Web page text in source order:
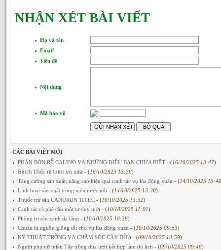
NHẬN XÉT BÀI VIẾT
Họ và tên
Email
Tiêu đề
Nội dung
Mã bảo vệ
CÁC BÀI VIẾT MỚI
PHÂN BÓN RỄ CALINO VÀ NHỮNG ĐIỀU BẠN CHƯA BIẾT - (16/10/2025 13:47)
𝔹ệ𝕟𝕙 𝕥𝕙ố𝕚 𝕣ể 𝕥𝕣ê𝕟 𝕧ú 𝕤ữ𝕒 - (16/10/2025 13:38)
Tăng cường sản xuất, nâng cao hiệu quả canh tác vụ lúa đông xuân - (14/10/2025 13:40
Linh hoạt sản xuất trong mùa nước nổi - (14/10/2025 13:30)
Thuốc trừ sâu CANURON 100EC - (10/10/2025 13:32)
Canh tác cà phê cần một tư duy mới - (10/10/2025 11:01)
Phòng trị sâu xanh da láng - (10/10/2025 10:38)
Chuẩn bị nguồn giống tốt cho vụ lúa đông xuân - (10/10/2025 09:53)
KỸ THUẬT TRỒNG VÀ CHĂM SÓC CÂY DỨA - (09/10/2025 13:59)
Người phụ nữ miền Tây trồng dưa lưới kết hợp làm du lịch - (09/10/2025 09:46)